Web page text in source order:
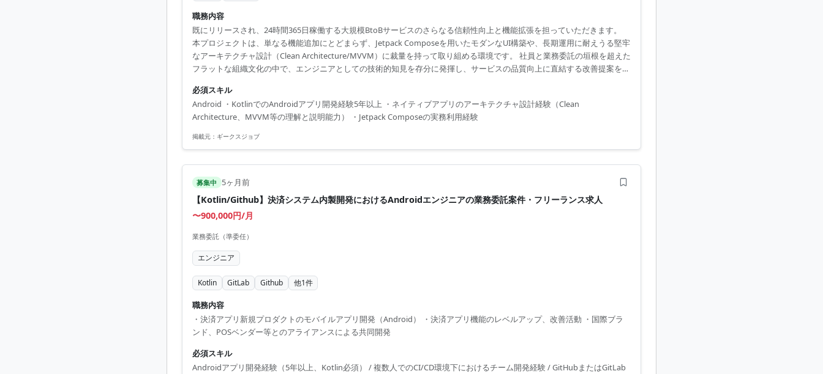
職務内容
既にリリースされ、24時間365日稼働する大規模BtoBサービスのさらなる信頼性向上と機能拡張を担っていただきます。
本プロジェクトは、単なる機能追加にとどまらず、Jetpack Composeを用いたモダンなUI構築や、長期運用に耐えうる堅牢
なアーキテクチャ設計（Clean Architecture/MVVM）に裁量を持って取り組める環境です。 社員と業務委託の垣根を超えた
フラットな組織文化の中で、エンジニアとしての技術的知見を存分に発揮し、サービスの品質向上に直結する改善提案を行
設計、実装 ・J...
必須スキル
Android ・KotlinでのAndroidアプリ開発経験5年以上 ・ネイティブアプリのアーキテクチャ設計経験（Clean
Architecture、MVVM等の理解と説明能力） ・Jetpack Composeの実務利用経験
掲載元： ギークスジョブ
募集中 5ヶ月前
【Kotlin/Github】決済システム内製開発におけるAndroidエンジニアの業務委託案件・フリーランス求人
〜900,000円/月
業務委託（準委任）
エンジニア
Kotlin GitLab Github 他1件
職務内容
・決済アプリ新規プロダクトのモバイルアプリ開発（Android） ・決済アプリ機能のレベルアップ、改善活動 ・国際ブラ
ンド、POSベンダー等とのアライアンスによる共同開発
必須スキル
Androidアプリ開発経験（5年以上、Kotlin必須） / 複数人でのCI/CD環境下におけるチーム開発経験 / GitHubまたはGitLab